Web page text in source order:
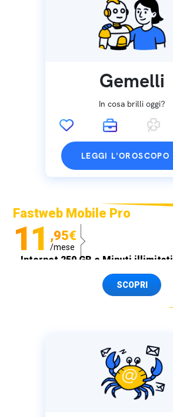
Gemelli
In cosa brilli oggi?
LEGGI L'OROSCOPO
Fastweb Mobile Pro
11 ,95€
/mese
Internet 250 GB e Minuti illimitati
Spedizione SIM GRATISSCOPRI